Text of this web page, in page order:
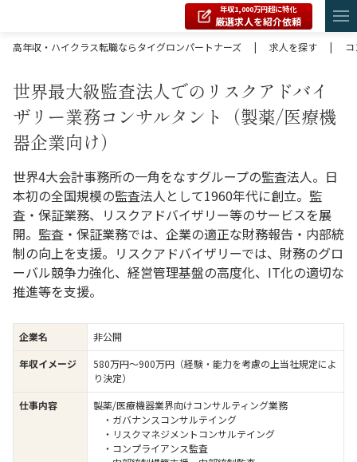
年収1,000万円超に特化
厳選求人を紹介依頼
高年収・ハイクラス転職ならタイグロンパートナーズ
| 求人を探す |
世界最大級監査法人でのリスクアドバイ
ザリー業務コンサルタント（製薬/医療機
器企業向け）
世界4大会計事務所の一角をなすグループの監査法人。日
本初の全国規模の監査法人として1960年代に創立。監
査・保証業務、リスクアドバイザリー等のサービスを展
開。監査・保証業務では、企業の適正な財務報告・内部統
制の向上を支援。リスクアドバイザリーでは、財務のグロ
ーバル競争力強化、経営管理基盤の高度化、IT化の適切な
推進等を支援。
企業名
非公開
年収イメージ
580万円〜900万円（経験・能力を考慮の上当社規定によ
り決定）
仕事内容
製薬/医療機器業界向けコンサルティング業務
・ガバナンスコンサルテイング
・リスクマネジメントコンサルテイング
・コンプライアンス監査